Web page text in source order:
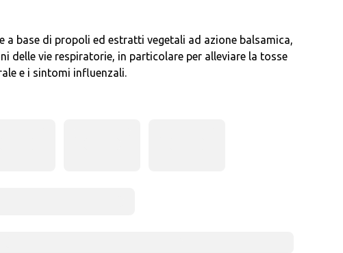
a base di propoli ed estratti vegetali ad azione balsamica,
delle vie respiratorie, in particolare per alleviare la tosse
e i sintomi influenzali.